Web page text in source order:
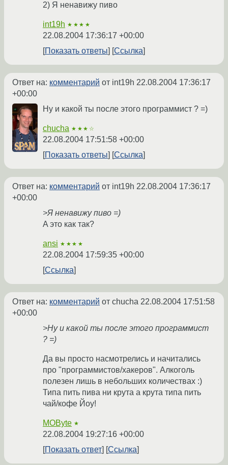
2) Я ненавижу пиво
int19h ★★★★
22.08.2004 17:36:17 +00:00
Показать ответы
Ссылка
Ответ на: комментарий от int19h 22.08.2004 17:36:17
+00:00
Ну и какой ты после этого программист ? =)
chucha ★★★☆
22.08.2004 17:51:58 +00:00
Показать ответы
Ссылка
Ответ на: комментарий от int19h 22.08.2004 17:36:17
+00:00
>Я ненавижу пиво =)
A это как так?
ansi ★★★★
22.08.2004 17:59:35 +00:00
Ссылка
Ответ на: комментарий от chucha 22.08.2004 17:51:58
+00:00
>Ну и какой ты после этого программист
? =)
Да вы просто насмотрелись и начитались
про "программистов/хакеров". Алкоголь
полезен лишь в небольших количествах :)
Типа пить пива ни крута а крута типа пить
чай/кофе Йоу!
MOByte ★
22.08.2004 19:27:16 +00:00
Показать ответ
Ссылка